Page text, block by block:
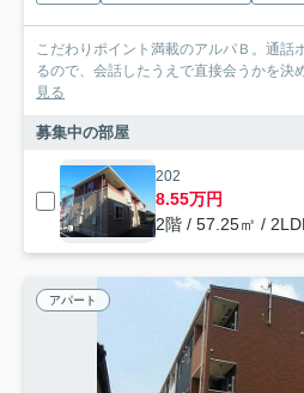
こだわりポイント満載のアルパＢ。通話
るので、会話したうえで直接会うかを決
見る
募集中の部屋
202
8.55万円
2階 / 57.25㎡ /
アパート